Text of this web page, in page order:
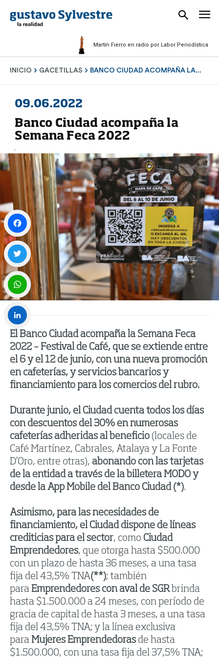
Martín Fierro en radio por Labor Periodística
INICIO GACETILLAS BANCO CIUDAD ACOMPAÑA LA...
09.06.2022
Banco Ciudad acompaña la
Semana Feca 2022
El Banco Ciudad acompaña la Semana Feca
2022 – Festival de Café, que se extiende entre
el 6 y el 12 de junio, con una nueva promoción
en cafeterías, y servicios bancarios y
financiamiento para los comercios del rubro.
Durante junio, el Ciudad cuenta todos los días
con descuentos del 30% en numerosas
cafeterías adheridas al beneficio (locales de
Café Martínez, Cabrales, Atalaya y La Fonte
D’Oro, entre otras), abonando con las tarjetas
de la entidad a través de la billetera MODO y
desde la App Mobile del Banco Ciudad (*).
Asimismo, para las necesidades de
financiamiento, el Ciudad dispone de líneas
crediticias para el sector, como Ciudad
Emprendedores, que otorga hasta $500.000
con un plazo de hasta 36 meses, a una tasa
fija del 43,5% TNA(**); también
para Emprendedores con aval de SGRbrinda
hasta $1.500.000 a 24 meses, con período de
gracia de capital de hasta 3 meses, a una tasa
fija del 43,5% TNA; y la línea exclusiva
para Mujeres Emprendedorasde hasta
$1.500.000, con una tasa fija del 37,5% TNA;
Facebook
Twitter
WhatsApp
LinkedIn